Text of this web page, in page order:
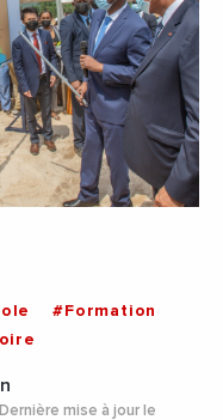
#Formation
Dernière mise à jour le